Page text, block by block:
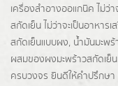
เครื่องสำอางออแกนิค ไม่
สกัดเย็น ไม่ว่าจะเป็นอาหา
สกัดเย็นแบบผง, น้ำมันมะพ
ผสมของผงมะพร้าวสกัดเย็
ครบวงจร ยินดีให้คำปรึกษ